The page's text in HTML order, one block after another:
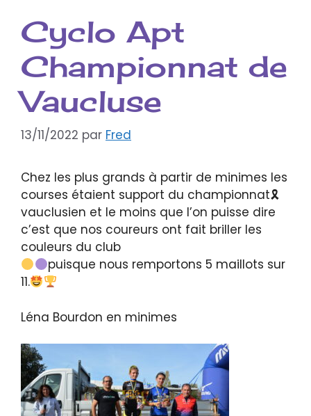
Cyclo Apt
Championnat de
Vaucluse
13/11/2022 par Fred
Chez les plus grands à partir de minimes les
courses étaient support du championnat🎗
vauclusien et le moins que l’on puisse dire
c’est que nos coureurs ont fait briller les
couleurs du club
puisque nous remportons 5 maillots sur
11.
Léna Bourdon en minimes